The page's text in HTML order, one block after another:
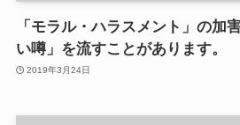
「モラル・ハラスメント」の加
い噂」を流すことがあります。
2019年3月24日